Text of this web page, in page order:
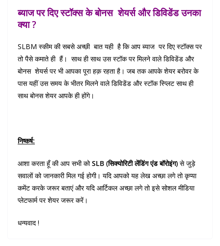
ब्याज पर दिए स्टॉक्स के बोनस शेयर्स और डिविडेंड उनका
क्या ?
SLBM स्कीम की सबसे अच्छी बात यही है कि आप ब्याज पर दिए स्टॉक्स पर
तो पैसे कमाते ही हैं। साथ ही साथ उस स्टॉक पर मिलने वाले डिविडेंड और
बोनस शेयर्स पर भी आपका पूरा हक़ रहता है। जब तक आपके शेयर बरोवर के
पास यहीं उस समय के भीतर मिलने वाले डिविडेंड और स्टॉक स्प्लिट साथ ही
साथ बोनस शेयर आपके ही होंगे।
निष्कर्ष:
आशा करता हूँ की आप सभी कोSLB (सिक्योरिटी लेंडिंग एंड बॉरोइंग) से जुड़े
सवालों को जानकारी मिल गई होगी। यदि आपको यह लेख अच्छा लगे तो कृप्या
कमेंट करके जरूर बताएं और यदि आर्टिकल अच्छा लगे तो इसे सोशल मीडिया
प्लेटफार्म पर शेयर जरूर करें।
धन्यवाद !